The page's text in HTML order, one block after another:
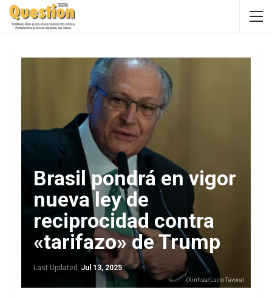
Brasil pondrá en vigor
nueva ley de
reciprocidad contra
«tarifazo» de Trump
Last Updated Jul 13, 2025
(Xinhua/Lucio Tavora)